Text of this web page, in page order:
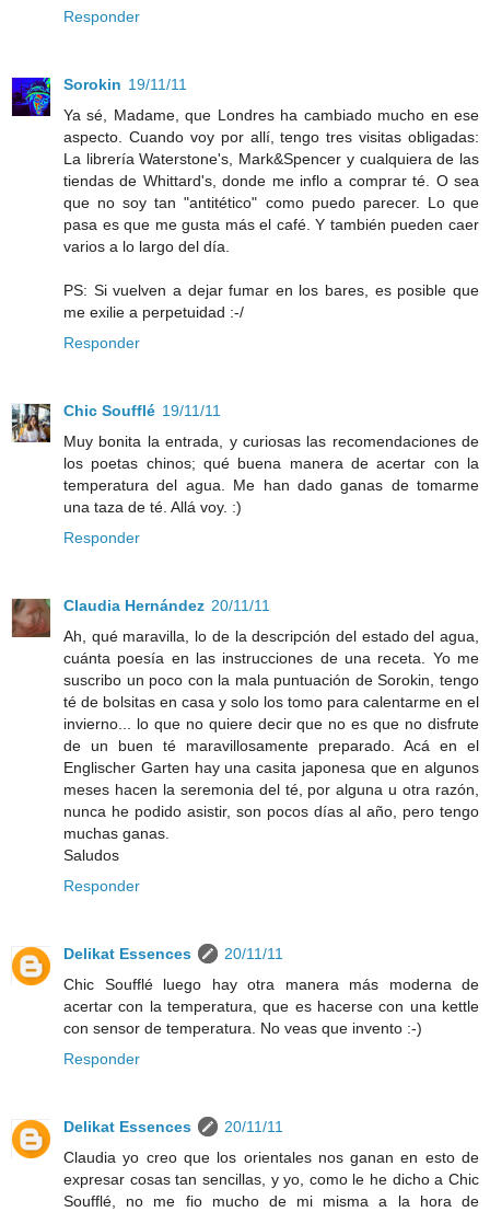
Responder
Sorokin 19/11/11
Ya sé, Madame, que Londres ha cambiado mucho en ese
aspecto. Cuando voy por allí, tengo tres visitas obligadas:
La librería Waterstone's, Mark&Spencer y cualquiera de las
tiendas de Whittard's, donde me inflo a comprar té. O sea
que no soy tan "antitético" como puedo parecer. Lo que
pasa es que me gusta más el café. Y también pueden caer
varios a lo largo del día.
PS: Si vuelven a dejar fumar en los bares, es posible que
me exilie a perpetuidad :-/
Responder
Chic Soufflé 19/11/11
Muy bonita la entrada, y curiosas las recomendaciones de
los poetas chinos; qué buena manera de acertar con la
temperatura del agua. Me han dado ganas de tomarme
una taza de té. Allá voy. :)
Responder
Claudia Hernández 20/11/11
Ah, qué maravilla, lo de la descripción del estado del agua,
cuánta poesía en las instrucciones de una receta. Yo me
suscribo un poco con la mala puntuación de Sorokin, tengo
té de bolsitas en casa y solo los tomo para calentarme en el
invierno... lo que no quiere decir que no es que no disfrute
de un buen té maravillosamente preparado. Acá en el
Englischer Garten hay una casita japonesa que en algunos
meses hacen la seremonia del té, por alguna u otra razón,
nunca he podido asistir, son pocos días al año, pero tengo
muchas ganas.
Saludos
Responder
Delikat Essences
20/11/11
Chic Soufflé luego hay otra manera más moderna de
acertar con la temperatura, que es hacerse con una kettle
con sensor de temperatura. No veas que invento :-)
Responder
Delikat Essences
20/11/11
Claudia yo creo que los orientales nos ganan en esto de
expresar cosas tan sencillas, y yo, como le he dicho a Chic
Soufflé, no me fio mucho de mi misma a la hora de